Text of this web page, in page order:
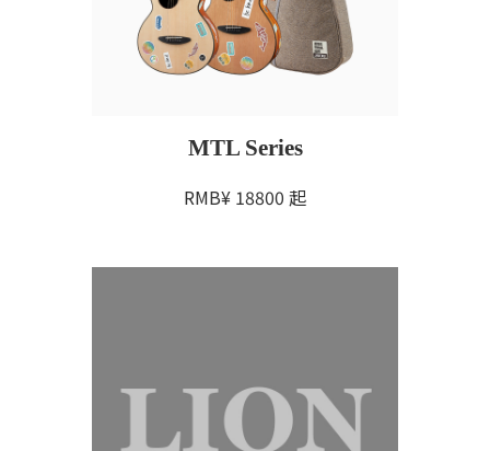
MTL Series
RMB¥ 18800 起